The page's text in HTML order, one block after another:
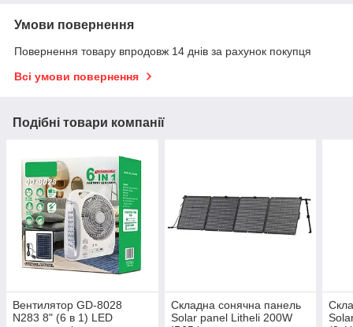
Умови повернення
Повернення товару впродовж 14 днів за рахунок покупця
Всі умови повернення
Подібні товари компанії
Вентилятор GD-8028
N283 8" (6 в 1) LED
Складна сонячна панель
Solar panel Litheli 200W